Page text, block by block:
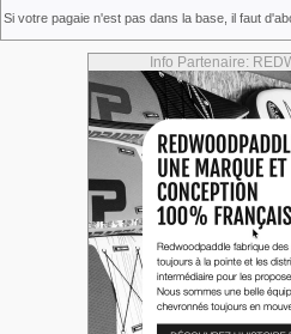
Si votre pagaie n'est pas dans la base, il faut
Info Partenaire: